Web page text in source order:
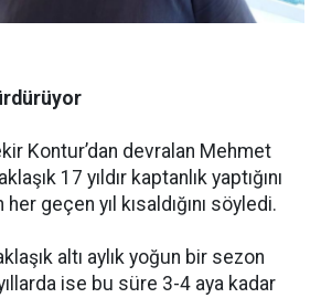
Kontur’dan devralan Mehmet
17 yıldır kaptanlık yaptığını
geçen yıl kısaldığını söyledi.
altı aylık yoğun bir sezon
ise bu süre 3-4 aya kadar